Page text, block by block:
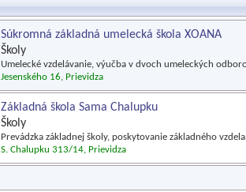
Súkromná základná umelecká škola XOANA
Školy
Umelecké vzdelávanie, výučba v dvoch umeleckých
Jesenského 16, Prievidza
Základná škola Sama Chalupku
Školy
Prevádzka základnej školy, poskytovanie základného
S. Chalupku 313/14, Prievidza